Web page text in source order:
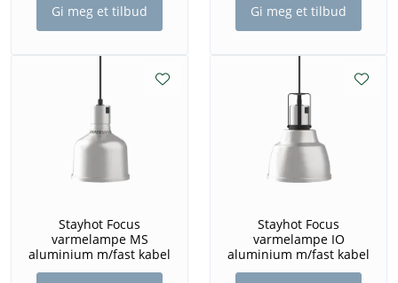
Gi meg et tilbud Gi meg et tilbud
Stayhot Focus
varmelampe MS
aluminium m/fast kabel
Stayhot Focus
varmelampe IO
aluminium m/fast kabel